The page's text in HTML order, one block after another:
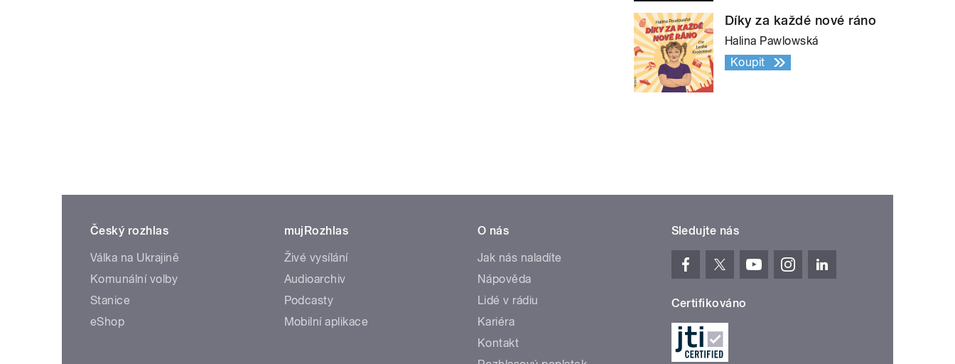
Díky za každé nové ráno
Halina Pawlowská
Koupit
Český rozhlas
Válka na Ukrajině
Komunální volby
Stanice
eShop
mujRozhlas
Živé vysílání
Audioarchiv
Podcasty
Mobilní aplikace
O nás
Jak nás naladíte
Nápověda
Lidé v rádiu
Kariéra
Kontakt
Sledujte nás
Certifikováno